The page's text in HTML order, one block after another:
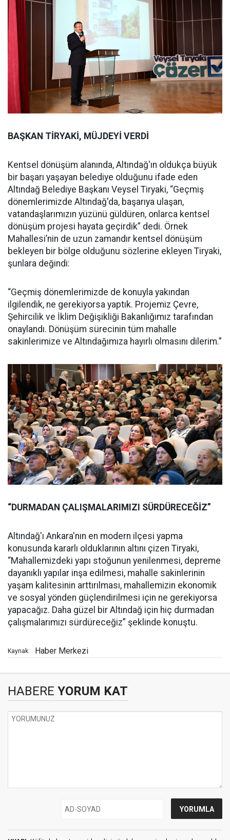
BAŞKAN TİRYAKİ, MÜJDEYİ VERDİ
Kentsel dönüşüm alanında, Altındağ'ın oldukça büyük
bir başarı yaşayan belediye olduğunu ifade eden
Altındağ Belediye Başkanı Veysel Tiryaki, “Geçmiş
dönemlerimizde Altındağ'da, başarıya ulaşan,
vatandaşlarımızın yüzünü güldüren, onlarca kentsel
dönüşüm projesi hayata geçirdik” dedi. Örnek
Mahallesi’nin de uzun zamandır kentsel dönüşüm
bekleyen bir bölge olduğunu sözlerine ekleyen Tiryaki,
şunlara değindi:
“Geçmiş dönemlerimizde de konuyla yakından
ilgilendik, ne gerekiyorsa yaptık. Projemiz Çevre,
Şehircilik ve İklim Değişikliği Bakanlığımız tarafından
onaylandı. Dönüşüm sürecinin tüm mahalle
sakinlerimize ve Altındağımıza hayırlı olmasını dilerim.”
“DURMADAN ÇALIŞMALARIMIZI SÜRDÜRECEĞİZ”
Altındağ'ı Ankara'nın en modern ilçesi yapma
konusunda kararlı olduklarının altını çizen Tiryaki,
“Mahallemizdeki yapı stoğunun yenilenmesi, depreme
dayanıklı yapılar inşa edilmesi, mahalle sakinlerinin
yaşam kalitesinin arttırılması, mahallemizin ekonomik
ve sosyal yönden güçlendirilmesi için ne gerekiyorsa
yapacağız. Daha güzel bir Altındağ için hiç durmadan
çalışmalarımızı sürdüreceğiz” şeklinde konuştu.
Kaynak: Haber Merkezi
HABERE YORUM KAT